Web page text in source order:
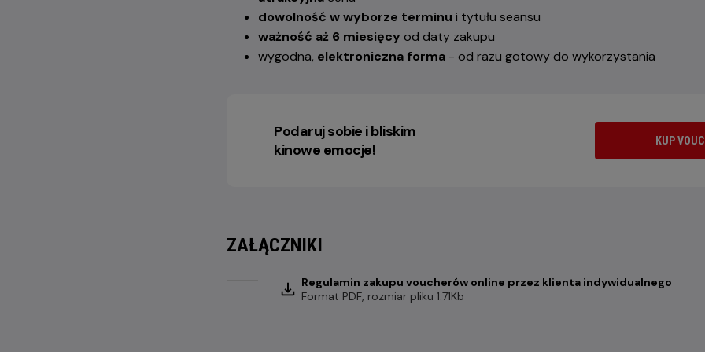
dowolność w wyborze terminu i tytułu seansu
ważność aż 6 miesięcy od daty zakupu
wygodna, elektroniczna forma - od razu gotowy do wykorzystania
Podaruj sobie i bliskim
kinowe emocje!
KUP
ZAŁĄCZNIKI
Regulamin zakupu voucherów online przez klienta indywidualnego
Format PDF , rozmiar pliku 1.71Kb